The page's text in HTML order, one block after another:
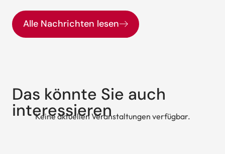
Alle Nachrichten lesen
Das könnte Sie auch
interessieren
Keine aktuellen Veranstaltungen verfügbar.